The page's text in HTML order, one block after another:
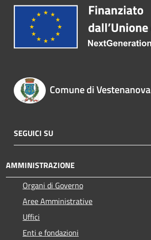
Comune di Vestenanova
SEGUICI SU
AMMINISTRAZIONE
Organi di Governo
Aree Amministrative
Uffici
Enti e fondazioni